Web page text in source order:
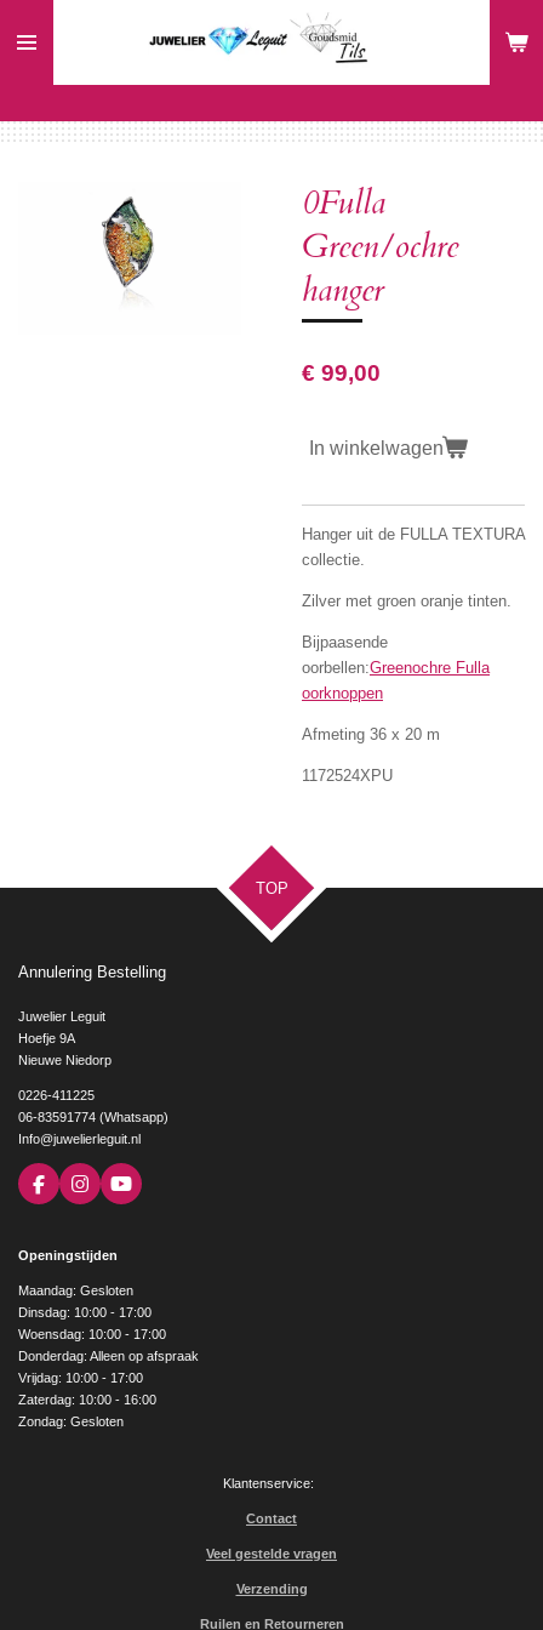
direct
hoofdinhoud
0Fulla
Green/ochre
hanger
€ 99,00
In winkelwagen
Hanger uit de FULLA TEXTURA
collectie.
Zilver met groen oranje tinten.
Bijpaasende
oorbellen:Greenochre Fulla
oorknoppen
Afmeting 36 x 20 m
1172524XPU
TOP
Annulering Bestelling
Juwelier Leguit
Hoefje 9A
Nieuwe Niedorp
0226-411225
06-83591774 (Whatsapp)
Info@juwelierleguit.nl
F
a
b
o
k
I
n
a
g
r
a
m
Y
o
e
Openingstijden
Maandag: Gesloten
Dinsdag: 10:00 - 17:00
Woensdag: 10:00 - 17:00
Donderdag: Alleen op afspraak
Vrijdag: 10:00 - 17:00
Zaterdag: 10:00 - 16:00
Zondag: Gesloten
Klantenservice:
Contact
Veel gestelde vragen
Verzending
Ruilen en Retourneren